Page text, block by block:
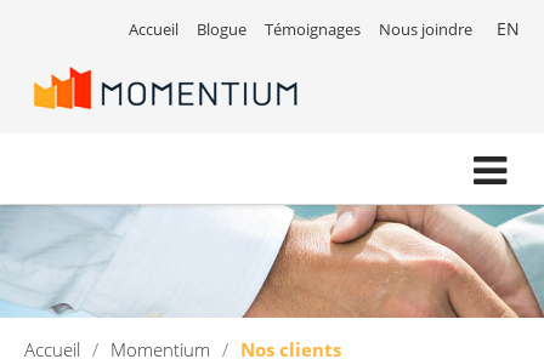
Accueil / Momentium / Nos clients
EN
Accueil Blogue Témoignages Nous joindre